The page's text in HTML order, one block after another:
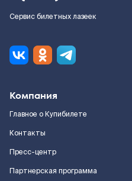
Сервис билетных лазеек
Компания
Главное о Купибилете
Контакты
Пресс-центр
Партнерская программа